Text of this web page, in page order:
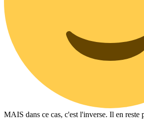
MAIS dans ce cas, c'est l'inverse. Il en reste